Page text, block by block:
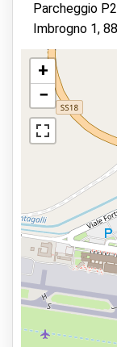
Parcheggio
Imbrogno 1,
+
−